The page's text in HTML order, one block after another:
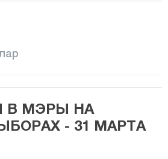
В МЭРЫ НА
- 31 МАРТА